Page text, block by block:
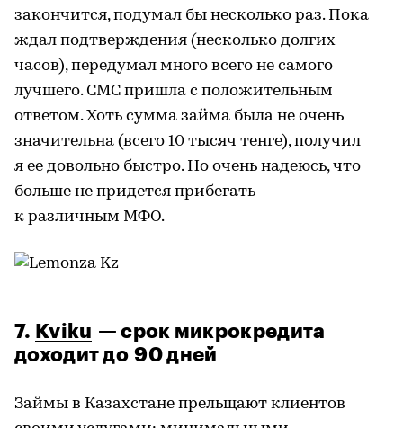
закончится, подумал бы несколько раз. Пока
ждал подтверждения (несколько долгих
часов), передумал много всего не самого
лучшего. СМС пришла с положительным
ответом. Хоть сумма займа была не очень
значительна (всего 10 тысяч тенге), получил
я ее довольно быстро. Но очень надеюсь, что
больше не придется прибегать
к различным МФО.
7. Kviku — срок микрокредита
доходит до 90 дней
Займы в Казахстане прельщают клиентов